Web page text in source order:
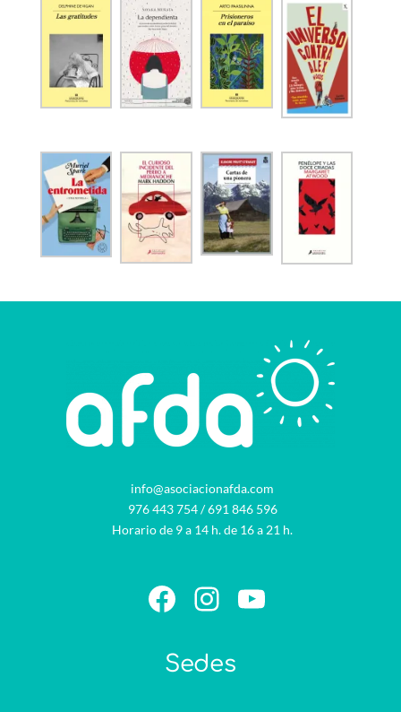
info@asociacionafda.com
976 443 754/691 846 596
Horario de 9 a 14 h. de 16 a 21 h.
Facebook
Instagram
YouTube
Sedes